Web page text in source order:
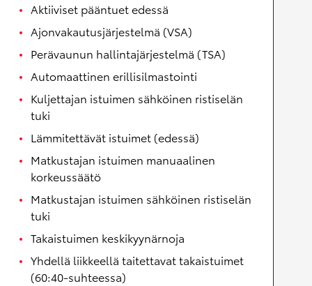
Aktiiviset pääntuet edessä
Ajonvakautusjärjestelmä (VSA)
Perävaunun hallintajärjestelmä (TSA)
Automaattinen erillisilmastointi
Kuljettajan istuimen sähköinen ristiselän
tuki
Lämmitettävät istuimet (edessä)
Matkustajan istuimen manuaalinen
korkeussäätö
Matkustajan istuimen sähköinen ristiselän
tuki
Takaistuimen keskikyynärnoja
Yhdellä liikkeellä taitettavat takaistuimet
(60:40-suhteessa)